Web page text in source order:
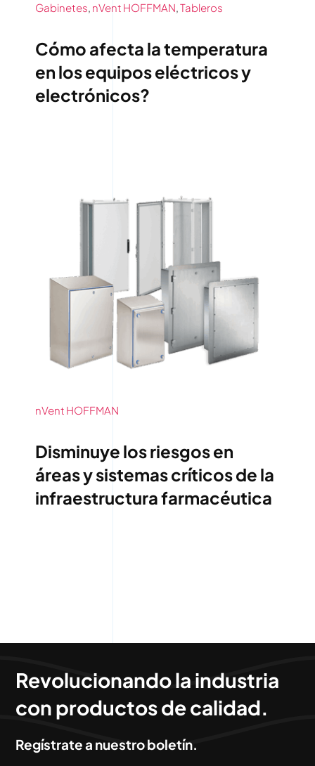
Gabinetes, nVent HOFFMAN,Tableros
Cómo afecta la temperatura
en los equipos eléctricos y
electrónicos?
nVent HOFFMAN
Disminuye los riesgos en
áreas y sistemas críticos de la
infraestructura farmacéutica
Revolucionando la industria
con productos de calidad.
Regístrate a nuestro boletín.